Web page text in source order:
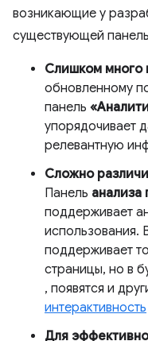
возникающие у
существующей
Слишком много
обновленному
панель
упорядочивает
релевантную
Сложно
Панель анализа
поддерживает
использования.
поддерживает
страницы, но в
, появятся и
интерактивность
Для